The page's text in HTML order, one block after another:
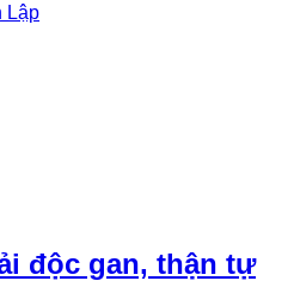
Lập
độc gan, thận tự